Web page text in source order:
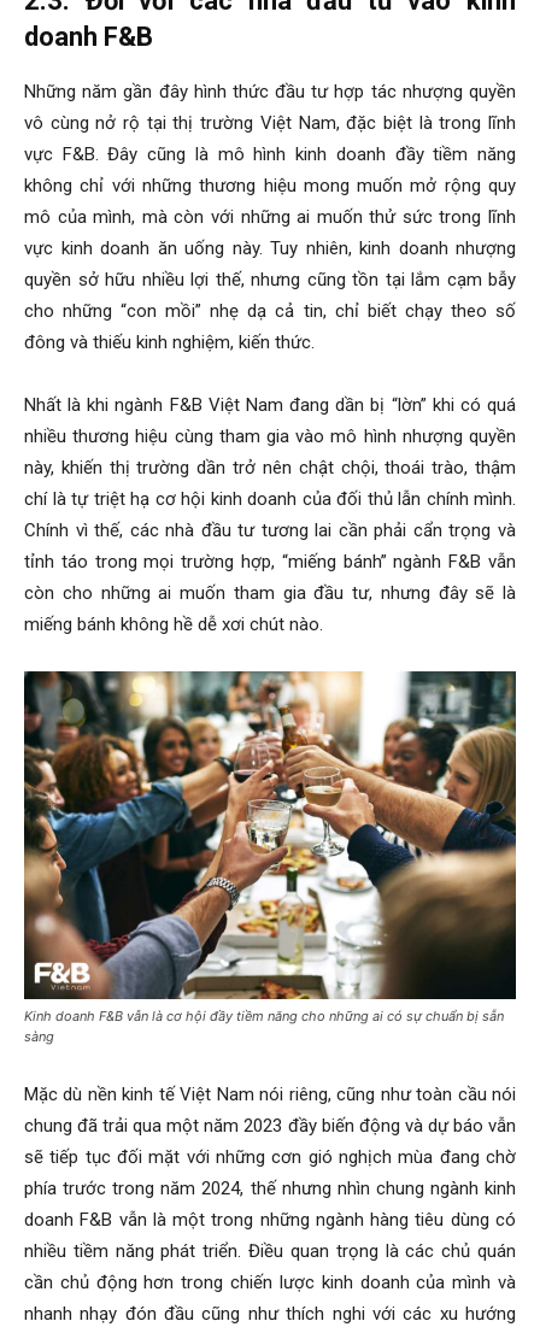
doanh F&B
Những năm gần đây hình thức đầu tư hợp tác nhượng quyền
vô cùng nở rộ tại thị trường Việt Nam, đặc biệt là trong lĩnh
vực F&B. Đây cũng là mô hình kinh doanh đầy tiềm năng
không chỉ với những thương hiệu mong muốn mở rộng quy
mô của mình, mà còn với những ai muốn thử sức trong lĩnh
vực kinh doanh ăn uống này. Tuy nhiên, kinh doanh nhượng
quyền sở hữu nhiều lợi thế, nhưng cũng tồn tại lắm cạm bẫy
cho những “con mồi” nhẹ dạ cả tin, chỉ biết chạy theo số
đông và thiếu kinh nghiệm, kiến thức.
Nhất là khi ngành F&B Việt Nam đang dần bị “lờn” khi có quá
nhiều thương hiệu cùng tham gia vào mô hình nhượng quyền
này, khiến thị trường dần trở nên chật chội, thoái trào, thậm
chí là tự triệt hạ cơ hội kinh doanh của đối thủ lẫn chính mình.
Chính vì thế, các nhà đầu tư tương lai cần phải cẩn trọng và
tỉnh táo trong mọi trường hợp, “miếng bánh” ngành F&B vẫn
còn cho những ai muốn tham gia đầu tư, nhưng đây sẽ là
miếng bánh không hề dễ xơi chút nào.
Kinh doanh F&B vẫn là cơ hội đầy tiềm năng cho những ai có sự chuẩn bị sẵn
sàng
Mặc dù nền kinh tế Việt Nam nói riêng, cũng như toàn cầu nói
chung đã trải qua một năm 2023 đầy biến động và dự báo vẫn
sẽ tiếp tục đối mặt với những cơn gió nghịch mùa đang chờ
phía trước trong năm 2024, thế nhưng nhìn chung ngành kinh
doanh F&B vẫn là một trong những ngành hàng tiêu dùng có
nhiều tiềm năng phát triển. Điều quan trọng là các chủ quán
cần chủ động hơn trong chiến lược kinh doanh của mình và
nhanh nhạy đón đầu cũng như thích nghi với các xu hướng